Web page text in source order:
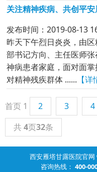
关注精神疾病、共创平
发布时间：2019-08-13
昨天下午烈日炎炎，由
部书记方向、主任医师
神病患者家庭，面对面
对精神残疾群体 ...... 【详
首页 1 2 3 4
共4页32条
西安雁塔甘露医院官网
咨询热线： 400-